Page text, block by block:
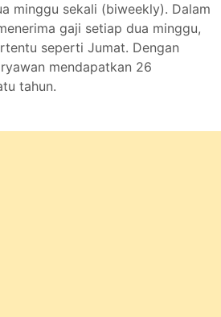
minggu sekali (biweekly). Dalam
gaji setiap dua minggu,
seperti Jumat. Dengan
mendapatkan 26
tahun.